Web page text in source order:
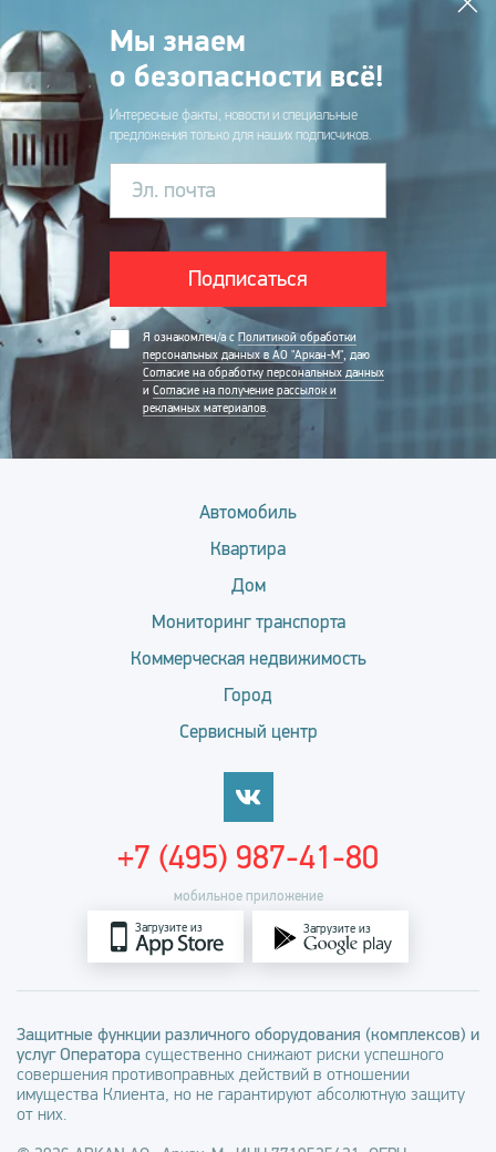
Мы знаем
о безопасности всё!
Интересные факты, новости и специальные
предложения только для наших подписчиков.
Эл. почта
Подписаться
Я ознакомлен/а с Политикой обработки
персональных данных в АО "Аркан-М", даю
Согласие на обработку персональных данных
и Согласие на получение рассылок и
рекламных материалов.
Автомобиль
Квартира
Дом
Мониторинг транспорта
Коммерческая недвижимость
Город
Сервисный центр
мобильное приложение
Загрузите из Загрузите из
+7 (495) 987-41-80
Защитные функции различного оборудования (комплексов) и
услуг Оператора существенно снижают риски успешного
совершения противоправных действий в отношении
имущества Клиента, но не гарантируют абсолютную защиту
от них.